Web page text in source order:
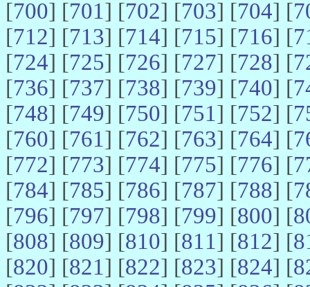
[700] [701] [702] [703] [704] [
[712] [713] [714] [715] [716] [
[724] [725] [726] [727] [728] [
[736] [737] [738] [739] [740] [
[748] [749] [750] [751] [752] [
[760] [761] [762] [763] [764] [
[772] [773] [774] [775] [776] [
[784] [785] [786] [787] [788] [
[796] [797] [798] [799] [800] [
[808] [809] [810] [811] [812] [
[820] [821] [822] [823] [824] [